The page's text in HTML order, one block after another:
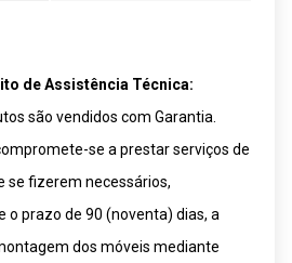
de Assistência Técnica:
são vendidos com Garantia.
se a prestar serviços de
se fizerem necessários,
prazo de 90 (noventa) dias, a
dos móveis mediante